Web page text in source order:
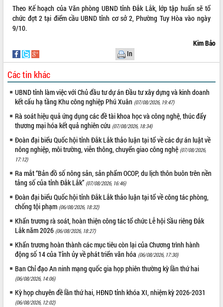
Hội thảo khoa học “Giải pháp thúc đẩy
phát triển nền kinh tế xanh tại tỉnh
Đắk Lắk”
hiện nhiệm vụ quản lý tài sản công
hàng tuần
Tháo gỡ những vướng mắc, đẩy mạnh
công tác cải cách thủ tục hành chính
tại Trung tâm Phục vụ hành chính
công tỉnh
Đắk Lắk: Tôn vinh 46 giải pháp tại Hội
thi Sáng tạo Kỹ thuật 2024 - 2025
Đắk Lắk rà soát, điều chỉnh Đề án 190
về phát triển nuôi trồng thủy sản
Phó Chủ tịch UBND tỉnh Đắk Lắk
Trương Công Thái kiểm tra thực địa
Dự án cao tốc Khánh Hòa - Buôn Ma
Định vị cà phê Việt Nam như một “di
sản sống” trong dòng chảy toàn cầu
Xây dựng nông thôn mới: Nâng cao đời
sống người dân từ những mô hình thiết
thực
Quyết liệt tháo gỡ vướng mắc, đẩy
nhanh tiến độ các dự án trọng điểm
trong Khu kinh tế Nam Phú Yên
Hòn Yến phát triển du lịch gắn với bảo
tồn biển
Theo Kế hoạch của Văn phòng UBND tỉnh Đắk Lắk, lớp tập huấn sẽ tổ
chức đợt 2 tại điểm cầu UBND tỉnh cơ sở 2, Phường Tuy Hòa vào ngày
9/10.
Kim Bảo
In
Các tin khác
UBND tỉnh làm việc với Chủ đầu tư dự án Đầu tư xây dựng và kinh doanh
kết cấu hạ tầng Khu công nghiệp Phú Xuân (07/08/2026, 19:47)
Rà soát hiệu quả ứng dụng các đề tài khoa học và công nghệ, thúc đẩy
thương mại hóa kết quả nghiên cứu (07/08/2026, 18:34)
Đoàn đại biểu Quốc hội tỉnh Đắk Lắk thảo luận tại tổ về các dự án luật về
nông nghiệp, môi trường, viễn thông, chuyển giao công nghệ (07/08/2026,
17:12)
Ra mắt “Bản đồ số nông sản, sản phẩm OCOP, du lịch thôn buôn trên nền
tảng số của tỉnh Đắk Lắk” (07/08/2026, 16:46)
Đoàn đại biểu Quốc hội tỉnh Đắk Lắk thảo luận tại tổ về công tác phòng,
chống tội phạm (06/08/2026, 18:32)
Khẩn trương rà soát, hoàn thiện công tác tổ chức Lễ hội Sầu riêng Đắk
Lắk năm 2026 (06/08/2026, 18:27)
Khẩn trương hoàn thành các mục tiêu còn lại của Chương trình hành
động số 14 của Tỉnh ủy về phát triển văn hóa (06/08/2026, 17:30)
Ban Chỉ đạo An ninh mạng quốc gia họp phiên thường kỳ lần thứ hai
(06/08/2026, 14:06)
Kỳ họp chuyên đề lần thứ hai, HĐND tỉnh khóa XI, nhiệm kỳ 2026-2031
(06/08/2026, 12:02)